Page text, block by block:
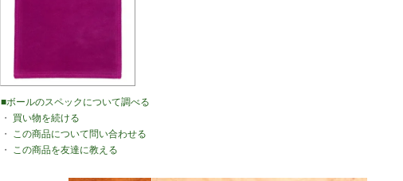
■ボールのスペックについて調べる
・ 買い物を続ける
・ この商品について問い合わせる
・ この商品を友達に教える